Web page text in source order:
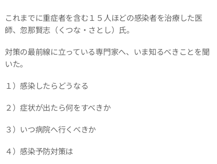
これまでに重症者を含む１５人ほどの感染者を治療した医
師、忽那賢志（くつな・さとし）氏。
対策の最前線に立っている専門家へ、いま知るべきことを聞
いた。
１）感染したらどうなる
２）症状が出たら何をすべきか
３）いつ病院へ行くべきか
４）感染予防対策は